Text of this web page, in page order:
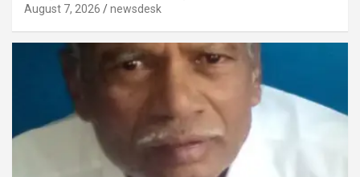
August 7, 2026 newsdesk